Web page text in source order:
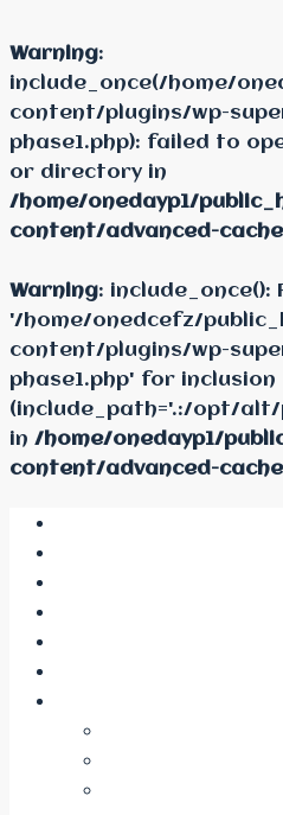
Warning:
include_once(/home/
content/plugins/wp-
phase1.php): failed to
or directory in
/home/onedayp1/
content/advanced-
Warning: include_once():
'/home/onedcefz/
content/plugins/wp-
phase1.php' for inclusion
(include_path='.:/opt/
in /home/onedayp1/
content/advanced-